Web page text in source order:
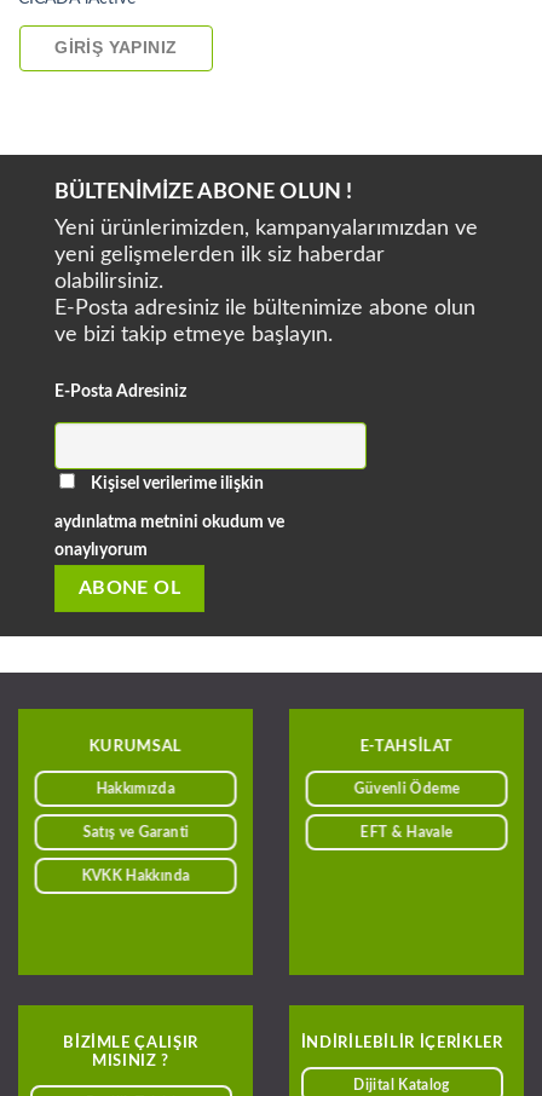
GIRIŞ YAPINIZ
BÜLTENİMİZE ABONE OLUN !
Yeni ürünlerimizden, kampanyalarımızdan ve
yeni gelişmelerden ilk siz haberdar
olabilirsiniz.
E-Posta adresiniz ile bültenimize abone olun
ve bizi takip etmeye başlayın.
E-Posta Adresiniz
Kişisel verilerime ilişkin
aydınlatma metnini okudum ve
onaylıyorum
KURUMSAL
Hakkımızda
Satış ve Garanti
KVKK Hakkında
BIZIMLE ÇALIŞIR
MISINIZ ?
E-TAHSILAT
Güvenli Ödeme
EFT & Havale
INDIRILEBILIR IÇERIKLER
Dijital Katalog